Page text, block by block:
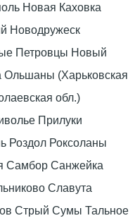
Новая Каховка
Новодружеск
Петровцы Новый
Ольшаны (Харьковская
обл.)
Прилуки
Роздол Роксоланы
Самбор Санжейка
Славута
Стрый Сумы Тальное